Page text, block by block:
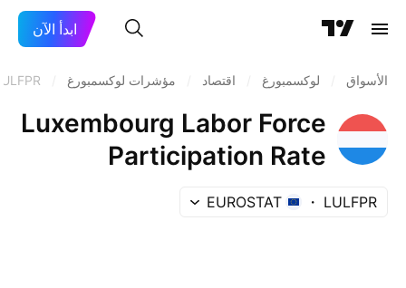
ابدأ الآن
الأسواق لوكسمبورغ اقتصاد مؤشرات لوكسمبورغ
Luxembourg Labor Force
Participation Rate
LULFPR
EUROSTAT